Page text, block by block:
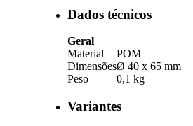
Dados técnicos
Geral
Material
POM
DimensõesØ 40 x 65 mm
Peso
0,1 kg
Variantes